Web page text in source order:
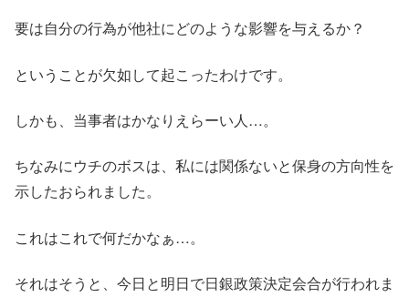
要は自分の行為が他社にどのような影響を与えるか？
ということが欠如して起こったわけです。
しかも、当事者はかなりえらーい人…。
ちなみにウチのボスは、私には関係ないと保身の方向性を
示したおられました。
これはこれで何だかなぁ…。
それはそうと、今日と明日で日銀政策決定会合が行われま